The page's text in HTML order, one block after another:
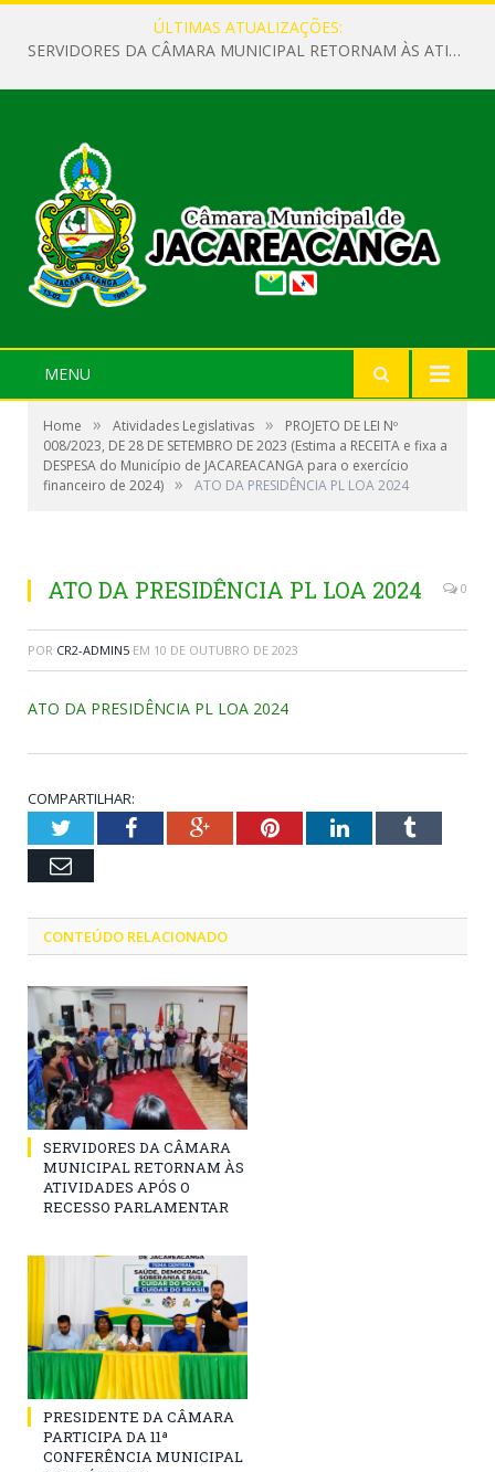
ÚLTIMAS ATUALIZAÇÕES:
SERVIDORES DA CÂMARA MUNICIPAL RETORNAM ÀS ATIVIDADES APÓS O RECESSO PARLAMENTAR
MENU
Home » Atividades Legislativas »
PROJETO DE LEI Nº
008/2023, DE 28 DE SETEMBRO DE 2023 (Estima a RECEITA e fixa a
DESPESA do Município de JACAREACANGA para o exercício
financeiro de 2024) » ATO DA PRESIDÊNCIA PL LOA 2024
ATO DA PRESIDÊNCIA PL LOA 2024 0
POR CR2-ADMIN5 EM 10 DE OUTUBRO DE 2023
ATO DA PRESIDÊNCIA PL LOA 2024
COMPARTILHAR:
TwitterFacebookGoogle+PinterestLinkedInTumblr
Email
CONTEÚDO RELACIONADO
SERVIDORES DA CÂMARA
MUNICIPAL RETORNAM ÀS
ATIVIDADES APÓS O
RECESSO PARLAMENTAR
PRESIDENTE DA CÂMARA
PARTICIPA DA 11ª
CONFERÊNCIA MUNICIPAL